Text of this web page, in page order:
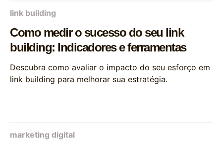
link building
Como medir o sucesso do seu link
building: Indicadores e ferramentas
Descubra como avaliar o impacto do seu esforço em
link building para melhorar sua estratégia.
marketing digital